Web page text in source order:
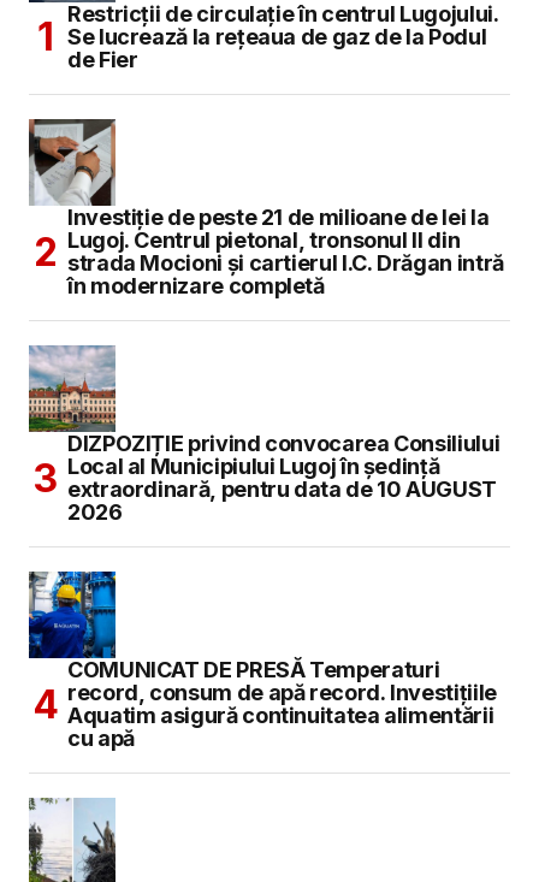
Restricții de circulație în centrul Lugojului.
Se lucrează la rețeaua de gaz de la Podul
de Fier
Investiție de peste 21 de milioane de lei la
Lugoj. Centrul pietonal, tronsonul II din
strada Mocioni și cartierul I.C. Drăgan intră
în modernizare completă
DIZPOZIȚIE privind convocarea Consiliului
Local al Municipiului Lugoj în şedinţă
extraordinară, pentru data de 10 AUGUST
2026
COMUNICAT DE PRESĂ Temperaturi
record, consum de apă record. Investițiile
Aquatim asigură continuitatea alimentării
cu apă